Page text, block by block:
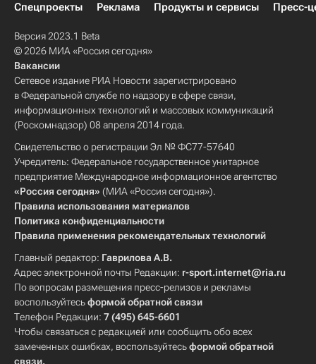
Спецпроекты
Реклама Продукты и сервисы Пресс-
Версия 2023.1 Beta
© 2026 МИА «Россия сегодня»
Вакансии
Сетевое издание РИА Новости зарегистрировано
в Федеральной службе по надзору в сфере связи,
информационных технологий и массовых коммуникаций
(Роскомнадзор) 08 апреля 2014 года.
Свидетельство о регистрации Эл № ФС77-57640
Учредитель: Федеральное государственное унитарное
предприятие Международное информационное агентство
«Россия сегодня» (МИА «Россия сегодня»).
Правила использования материалов
Политика конфиденциальности
Правила применения рекомендательных технологий
Главный редактор: Гаврилова А.В.
Адрес электронной почты Редакции: r-sport.internet@ria.ru
По вопросам размещения пресс-релизов и рекламы
воспользуйтесьформой обратной связи
Телефон Редакции: 7 (495) 645-6601
Чтобы связаться с редакцией или сообщить обо всех
замеченных ошибках, воспользуйтесьформой обратной
связи.